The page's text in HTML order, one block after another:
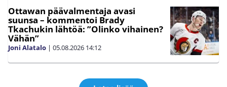
Ottawan päävalmentaja avasi
suunsa – kommentoi Brady
Tkachukin lähtöä: ”Olinko vihainen?
Vähän”
Joni Alatalo | 05.08.2026 14:12